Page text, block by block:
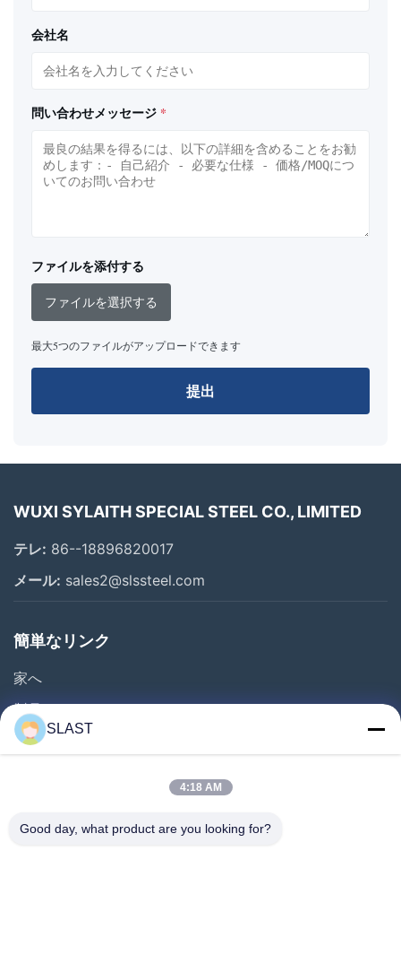
会社名
問い合わせメッセージ *
ファイルを添付する
ファイルを選択する
最大5つのファイルがアップロードできます
提出
WUXI SYLAITH SPECIAL STEEL CO., LIMITED
テレ: 86--18896820017
メール: sales2@slssteel.com
簡単なリンク
家へ
製品
ビデオ
品質管理
SLAST
4:18 AM
Good day, what product are you looking for?